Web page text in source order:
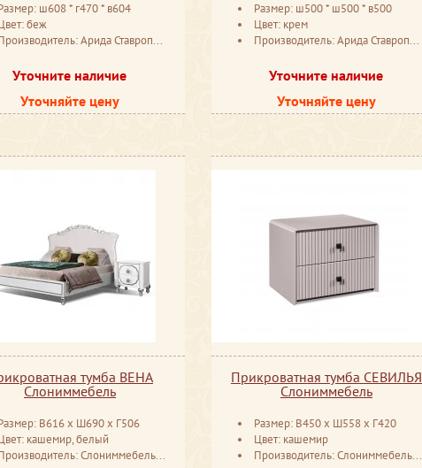
ш608 * г470 * в604
беж
Арида Ставрополь
Уточните наличие
Уточняйте цену
Размер: ш500 * ш500 * в500
Цвет: крем
Производитель: Арида Ставрополь
Уточните наличие
Уточняйте цену
тумба ВЕНА
Слониммебель
В616 ​x Ш690 ​x Г506
кашемир, белый
Слониммебель Беларусь
Прикроватная тумба СЕВИЛЬЯ
Слониммебель
Размер: В450 ​x Ш558 ​x Г420
Цвет: кашемир
Производитель: Слониммебель Беларусь